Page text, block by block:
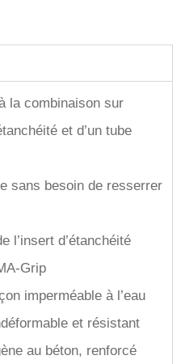
la combinaison sur
et d’un tube
sans besoin de resserrer
l’insert d’étanchéité
Grip
imperméable à l’eau
et résistant
au béton, renforcé